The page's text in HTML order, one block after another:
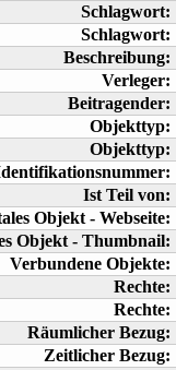
Schlagwort:
Schlagwort:
Beschreibung:
Verleger:
Beitragender:
Objekttyp:
Objekttyp:
Ist Teil von:
Objekt - Webseite:
Objekt - Thumbnail:
Verbundene Objekte:
Rechte:
Rechte:
Räumlicher Bezug:
Zeitlicher Bezug: